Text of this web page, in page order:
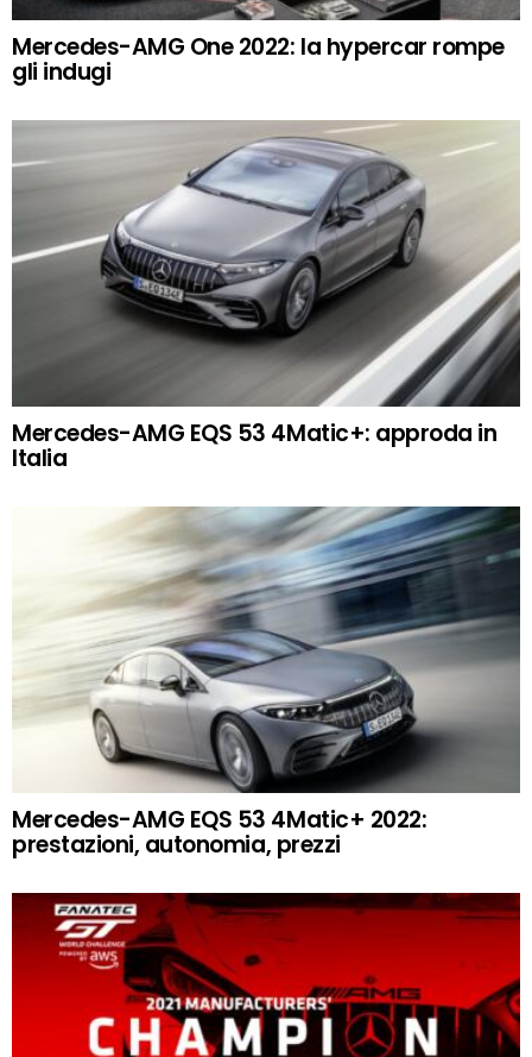
Mercedes-AMG One 2022: la hypercar rompe
gli indugi
Mercedes-AMG EQS 53 4Matic+: approda in
Italia
Mercedes-AMG EQS 53 4Matic+ 2022:
prestazioni, autonomia, prezzi